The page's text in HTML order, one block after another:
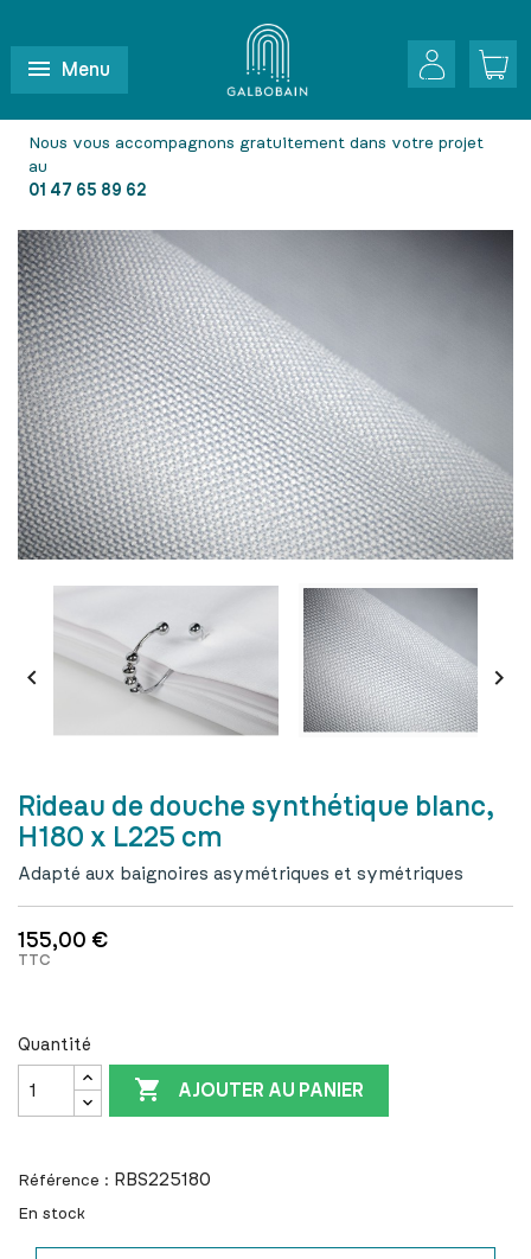
Menu
Nous vous accompagnons gratuitement dans votre projet
au
01 47 65 89 62
 
Rideau de douche synthétique blanc,
H180 x L225 cm
Adapté aux baignoires asymétriques et symétriques
155,00 €
TTC
Quantité
 AJOUTER AU PANIER
Référence : RBS225180
En stock